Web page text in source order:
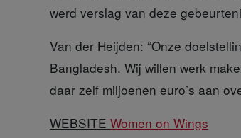
werd verslag van deze
Van der Heijden: “Onze
Bangladesh. Wij willen werk
daar zelf miljoenen euro’s aan
WEBSITE Women on Wings